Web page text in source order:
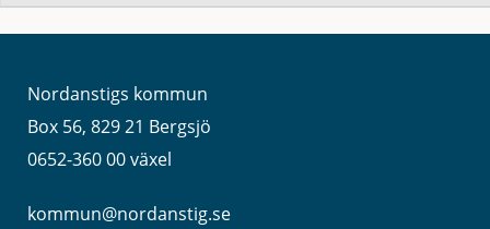
Nordanstigs kommun
Box 56, 829 21 Bergsjö
0652-360 00 växel
kommun@nordanstig.se